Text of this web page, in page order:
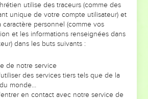
L’ANNÉE !
POUVAIENT VOUS ÉVITER LES
VOTRES ?
Mais on voit moins les doutes, les erreurs
qu'ils ont traversés, alors même que ce
qui les ont façonnés.
utilise des traceurs (comme des
unique de votre compte utilisateur) et
caractère personnel (comme vos
et les informations renseignées dans
dans les buts suivants :
de notre service
des services tiers tels que de la
monde…
en contact avec notre service de